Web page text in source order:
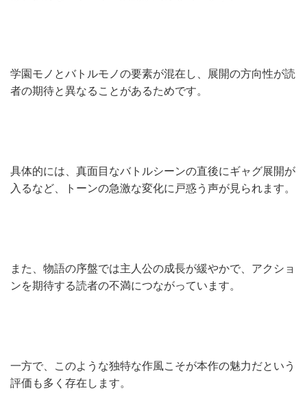
学園モノとバトルモノの要素が混在し、展開の方向性が読
者の期待と異なることがあるためです。
具体的には、真面目なバトルシーンの直後にギャグ展開が
入るなど、トーンの急激な変化に戸惑う声が見られます。
また、物語の序盤では主人公の成長が緩やかで、アクショ
ンを期待する読者の不満につながっています。
一方で、このような独特な作風こそが本作の魅力だという
評価も多く存在します。